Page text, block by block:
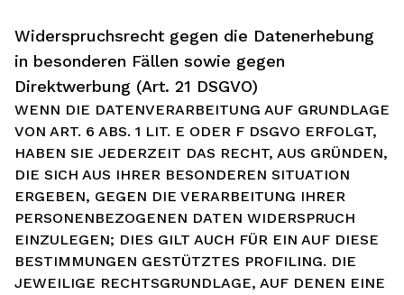
Widerspruchsrecht gegen die Datenerhebung
in besonderen Fällen sowie gegen
Direktwerbung (Art. 21 DSGVO)
WENN DIE DATENVERARBEITUNG AUF GRUNDLAGE
VON ART. 6 ABS. 1 LIT. E ODER F DSGVO ERFOLGT,
HABEN SIE JEDERZEIT DAS RECHT, AUS GRÜNDEN,
DIE SICH AUS IHRER BESONDEREN SITUATION
ERGEBEN, GEGEN DIE VERARBEITUNG IHRER
PERSONENBEZOGENEN DATEN WIDERSPRUCH
EINZULEGEN; DIES GILT AUCH FÜR EIN AUF DIESE
BESTIMMUNGEN GESTÜTZTES PROFILING. DIE
JEWEILIGE RECHTSGRUNDLAGE, AUF DENEN EINE